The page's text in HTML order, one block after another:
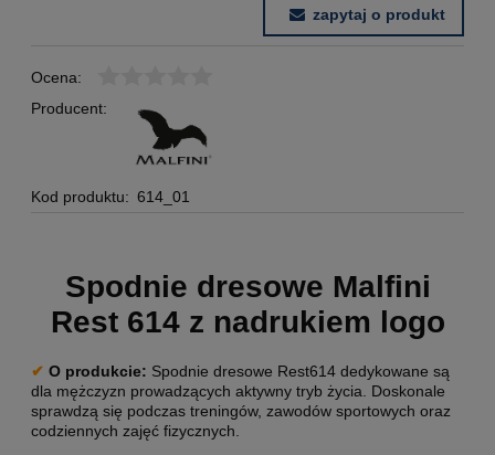
zapytaj o produkt
Ocena:
Producent:
Kod produktu: 614_01
Spodnie dresowe Malfini
Rest 614 z nadrukiem logo
✔ O produkcie: Spodnie dresowe Rest614 dedykowane są
dla mężczyzn prowadzących aktywny tryb życia. Doskonale
sprawdzą się podczas treningów, zawodów sportowych oraz
codziennych zajęć fizycznych.